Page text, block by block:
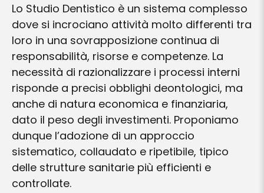
Lo Studio Dentistico è un sistema complesso
dove si incrociano attività molto differenti tra
loro in una sovrapposizione continua di
responsabilità, risorse e competenze. La
necessità di razionalizzare i processi interni
risponde a precisi obblighi deontologici, ma
anche di natura economica e finanziaria,
dato il peso degli investimenti. Proponiamo
dunque l’adozione di un approccio
sistematico, collaudato e ripetibile, tipico
delle strutture sanitarie più efficienti e
controllate.